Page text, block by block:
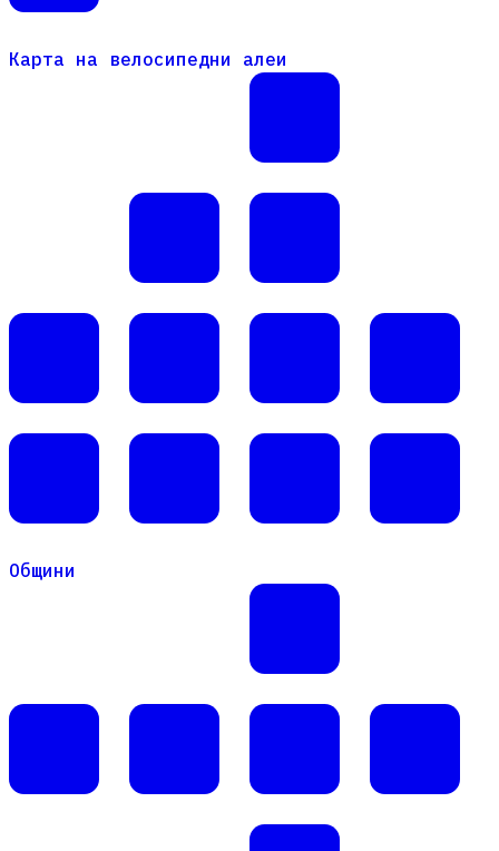
Карта на велосипедни алеи
Карта на велосипедни алеи
Общини